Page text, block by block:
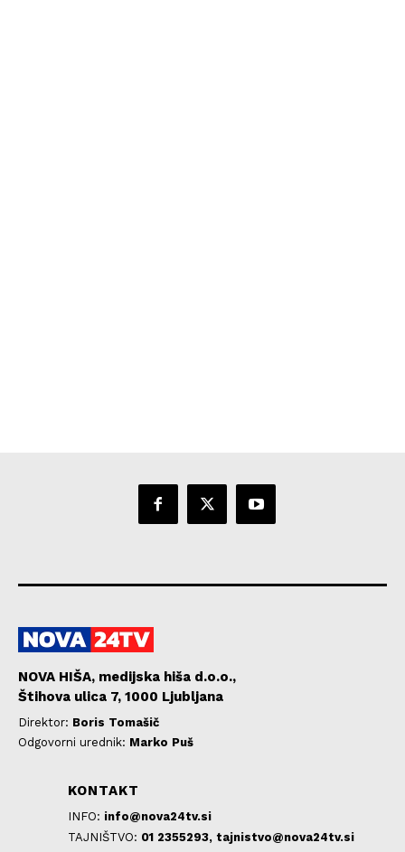
NOVA HIŠA, medijska hiša d.o.o.,
Štihova ulica 7, 1000 Ljubljana
Direktor: Boris Tomašič
Odgovorni urednik: Marko Puš
KONTAKT
INFO: info@nova24tv.si
TAJNIŠTVO: 01 2355293, tajnistvo@nova24tv.si